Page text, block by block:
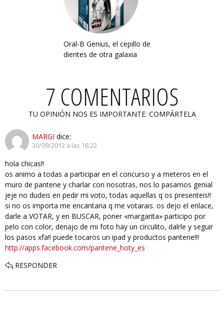
Oral-B Genius, el cepillo de
dientes de otra galaxia
7 COMENTARIOS
TU OPINIÓN NOS ES IMPORTANTE: COMPÁRTELA
MARGI dice:
30/09/2012 a las 16:22
hola chicas!!
os animo a todas a participar en el concurso y a meteros en el
muro de pantene y charlar con nosotras, nos lo pasamos genial
jeje no dudeis en pedir mi voto, todas aquellas q os presenteis!!
si no os importa me encantaria q me votarais. os dejo el enlace,
darle a VOTAR, y en BUSCAR, poner «margarita» participo por
pelo con color, denajo de mi foto hay un circulito, dalrle y seguir
los pasos xfa!! puede tocaros un ipad y productos pantene!!!
http://apps.facebook.com/pantene_hoty_es
RESPONDER